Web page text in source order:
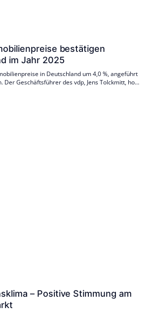
bestätigen
im Jahr 2025
in Deutschland um 4,0 %, angeführt
Der Geschäftsführer des vdp, Jens Tolckmitt, hob
und Notwendigkeiten zur Unterstützung des
– Positive Stimmung am